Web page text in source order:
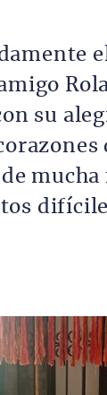
su